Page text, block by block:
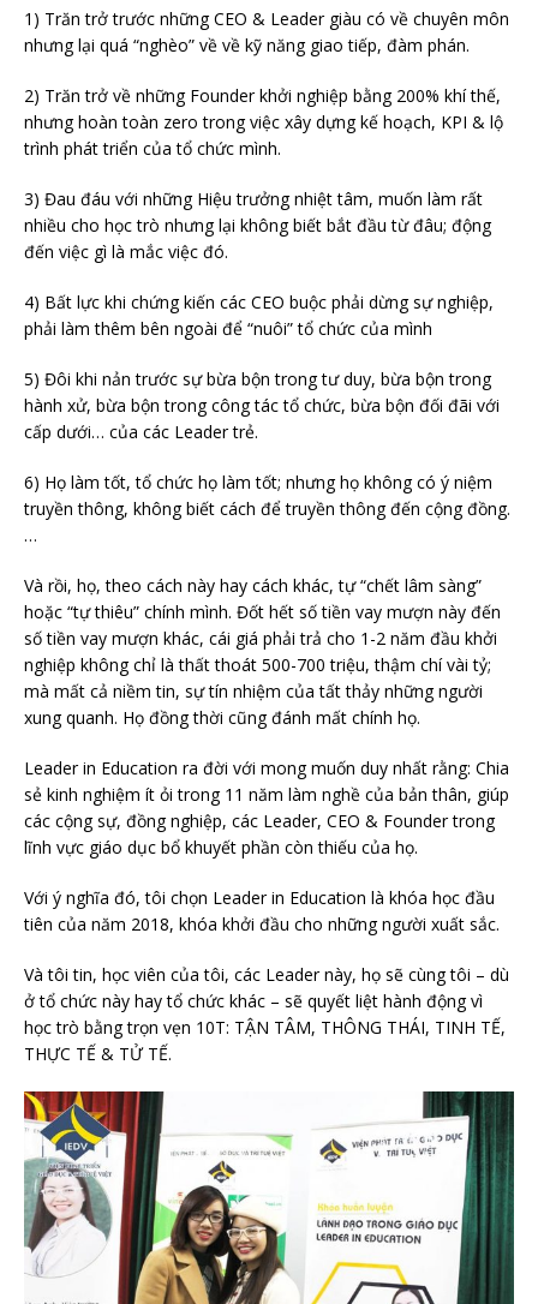
1) Trăn trở trước những CEO & Leader giàu có về chuyên môn
nhưng lại quá “nghèo” về về kỹ năng giao tiếp, đàm phán.
2) Trăn trở về những Founder khởi nghiệp bằng 200% khí thế,
nhưng hoàn toàn zero trong việc xây dựng kế hoạch, KPI & lộ
trình phát triển của tổ chức mình.
3) Đau đáu với những Hiệu trưởng nhiệt tâm, muốn làm rất
nhiều cho học trò nhưng lại không biết bắt đầu từ đâu; động
đến việc gì là mắc việc đó.
4) Bất lực khi chứng kiến các CEO buộc phải dừng sự nghiệp,
phải làm thêm bên ngoài để “nuôi” tổ chức của mình
5) Đôi khi nản trước sự bừa bộn trong tư duy, bừa bộn trong
hành xử, bừa bộn trong công tác tổ chức, bừa bộn đối đãi với
cấp dưới… của các Leader trẻ.
6) Họ làm tốt, tổ chức họ làm tốt; nhưng họ không có ý niệm
truyền thông, không biết cách để truyền thông đến cộng đồng.
…
Và rồi, họ, theo cách này hay cách khác, tự “chết lâm sàng”
hoặc “tự thiêu” chính mình. Đốt hết số tiền vay mượn này đến
số tiền vay mượn khác, cái giá phải trả cho 1-2 năm đầu khởi
nghiệp không chỉ là thất thoát 500-700 triệu, thậm chí vài tỷ;
mà mất cả niềm tin, sự tín nhiệm của tất thảy những người
xung quanh. Họ đồng thời cũng đánh mất chính họ.
Leader in Education ra đời với mong muốn duy nhất rằng: Chia
sẻ kinh nghiệm ít ỏi trong 11 năm làm nghề của bản thân, giúp
các cộng sự, đồng nghiệp, các Leader, CEO & Founder trong
lĩnh vực giáo dục bổ khuyết phần còn thiếu của họ.
Với ý nghĩa đó, tôi chọn Leader in Education là khóa học đầu
tiên của năm 2018, khóa khởi đầu cho những người xuất sắc.
Và tôi tin, học viên của tôi, các Leader này, họ sẽ cùng tôi – dù
ở tổ chức này hay tổ chức khác – sẽ quyết liệt hành động vì
học trò bằng trọn vẹn 10T: TẬN TÂM, THÔNG THÁI, TINH TẾ,
THỰC TẾ & TỬ TẾ.